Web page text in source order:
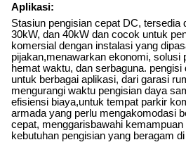
Aplikasi:
Stasiun pengisian cepat DC, tersedia
30kW, dan 40kW dan cocok untuk
komersial dengan instalasi yang
pijakan,menawarkan ekonomi, solusi
hemat waktu, dan serbaguna. pengisi
untuk berbagai aplikasi, dari garasi
mengurangi waktu pengisian daya
efisiensi biaya,untuk tempat parkir
armada yang perlu mengakomodasi
cepat, menggarisbawahi
kebutuhan pengisian yang beragam